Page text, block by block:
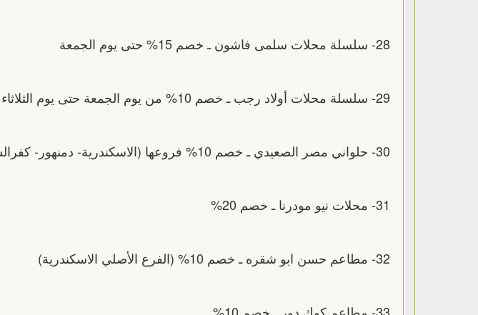
28- سلسلة محلات سلمى فاشون ـ خصم 15% حتى يوم الجمعة
29- سلسلة محلات أولاد رجب ـ خصم 10% من يوم الجمعة حتى يوم الثلاثاء
30- حلواني مصر الصعيدي ـ خصم 10% فروعها (الاسكندرية- دمنهور- كفرالشيخ –الفرع الاصلي دسوق)
31- محلات نيو مودرنا ـ خصم 20%
32- مطاعم حسن ابو شقره ـ خصم 10% (الفرع الأصلي الاسكندرية)
33- مطاعم كوك دور ـ خصم 10%